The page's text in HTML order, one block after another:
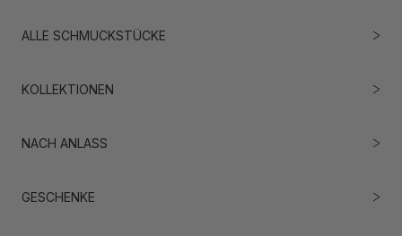
ALLE SCHMUCKSTÜCKE
KOLLEKTIONEN
NACH ANLASS
GESCHENKE